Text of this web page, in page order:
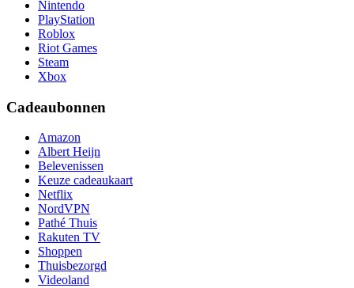
Nintendo
PlayStation
Roblox
Riot Games
Steam
Xbox
Cadeaubonnen
Amazon
Albert Heijn
Belevenissen
Keuze cadeaukaart
Netflix
NordVPN
Pathé Thuis
Rakuten TV
Shoppen
Thuisbezorgd
Videoland